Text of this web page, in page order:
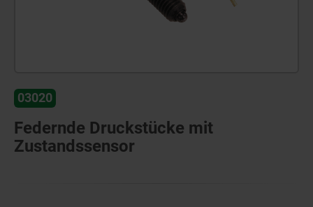
03020
Federnde Druckstücke mit
Zustandssensor